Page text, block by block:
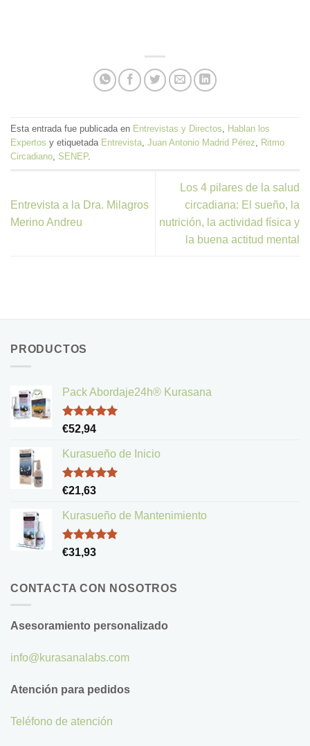
Esta entrada fue publicada en Entrevistas y Directos, Hablan los
Expertos y etiquetada Entrevista, Juan Antonio Madrid Pérez, Ritmo
Circadiano, SENEP.
Entrevista a la Dra. Milagros
Merino Andreu
Los 4 pilares de la salud
circadiana: El sueño, la
nutrición, la actividad física y
la buena actitud mental
PRODUCTOS
Pack Abordaje24h® Kurasana
Valorado
de 5
€52,94
Kurasueño de Inicio
Valorado
de 5
€21,63
Kurasueño de Mantenimiento
Valorado
€31,93
CONTACTA CON NOSOTROS
Asesoramiento personalizado
info@kurasanalabs.com
Atención para pedidos
Teléfono de atención